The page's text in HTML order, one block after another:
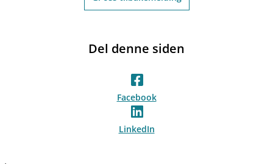
Del denne siden
Facebook
LinkedIn